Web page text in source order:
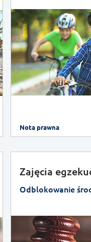
Nota prawna
Zajęcia
Odblokowanie